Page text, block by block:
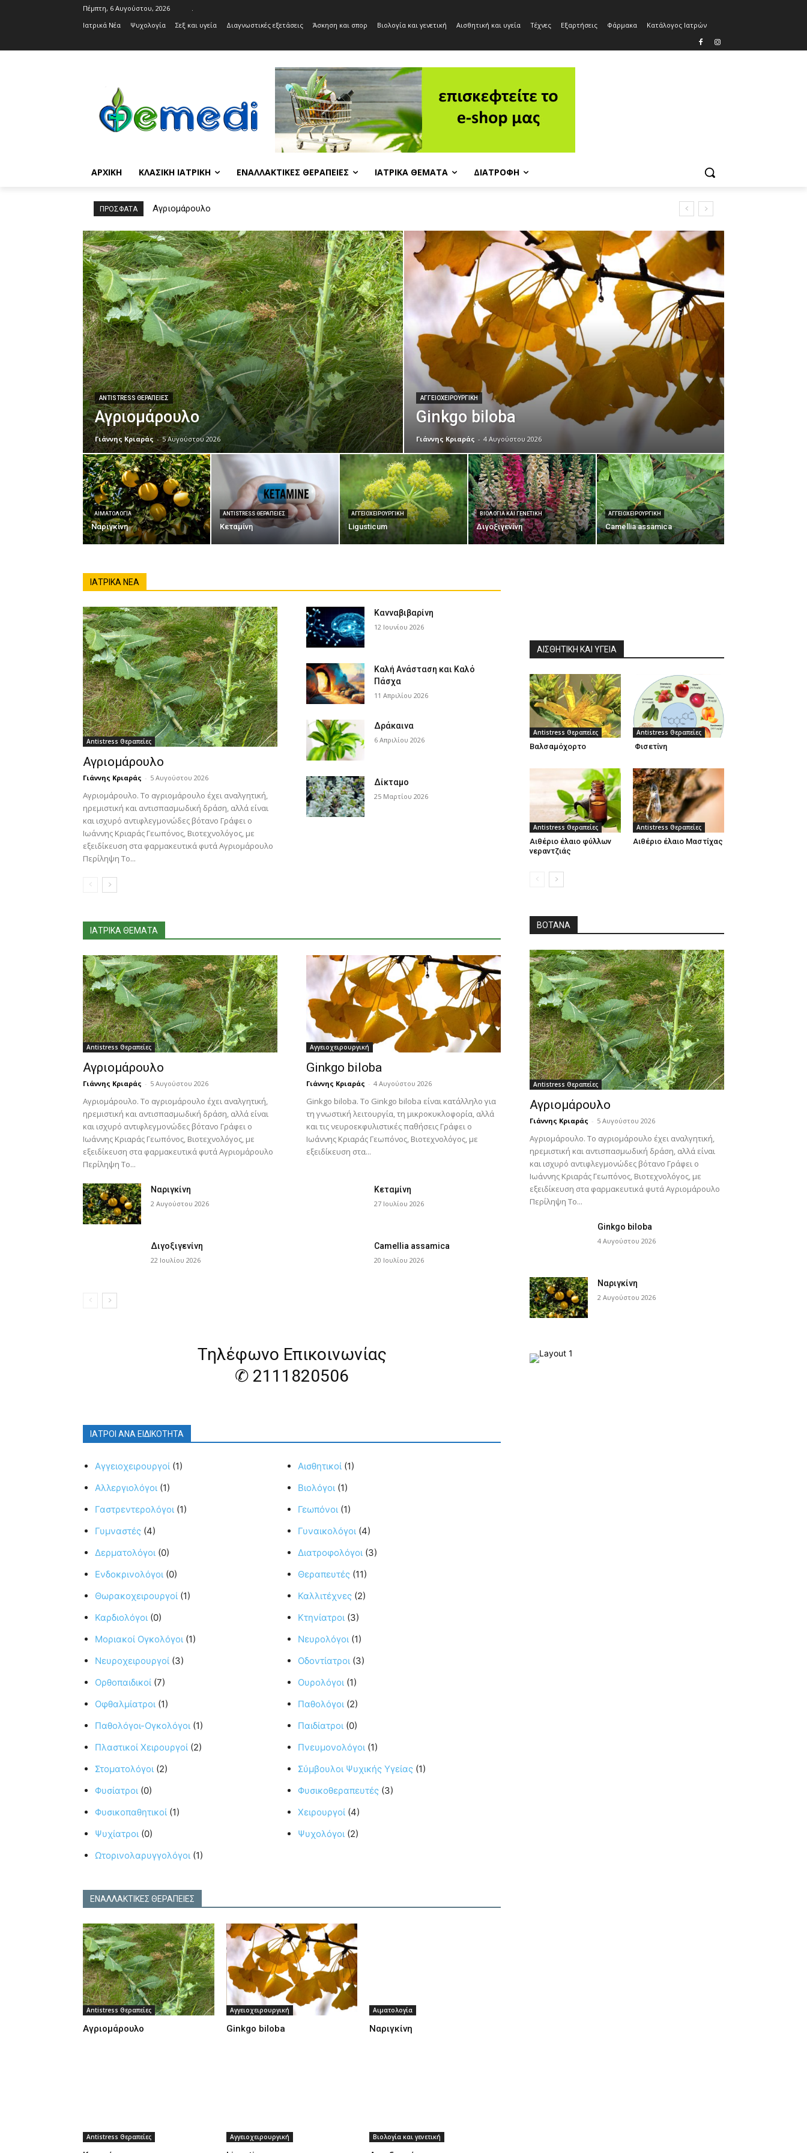
Πέμπτη, 6 Αυγούστου, 2026
.
Ιατρικά Νέα
Ψυχολογία Σεξ και υγεία Διαγνωστικές εξετάσεις Άσκηση και σπορ Βιολογία και γενετική Αισθητική και υγεία Τέχνες Εξαρτήσεις Φάρμακα Κατάλογος Ιατρών
ΑΡΧΙΚΉ ΚΛΑΣΙΚΉ ΙΑΤΡΙΚΉ ΕΝΑΛΛΑΚΤΙΚΈΣ ΘΕΡΑΠΕΊΕΣ ΙΑΤΡΙΚΆ ΘΈΜΑΤΑ ΔΙΑΤΡΟΦΉ
ΠΡΟΣΦΑΤΑ Αγριομάρουλο
ANTISTRESS ΘΕΡΑΠΕΊΕΣ
Αγριομάρουλο
Γιάννης Κριαράς - 5 Αυγούστου 2026
ΑΓΓΕΙΟΧΕΙΡΟΥΡΓΙΚΉ
Ginkgo biloba
Γιάννης Κριαράς - 4 Αυγούστου 2026
ΑΙΜΑΤΟΛΟΓΊΑ
Ναριγκίνη
ANTISTRESS ΘΕΡΑΠΕΊΕΣ
Κεταμίνη
ΑΓΓΕΙΟΧΕΙΡΟΥΡΓΙΚΉ
Ligusticum
ΒΙΟΛΟΓΊΑ ΚΑΙ ΓΕΝΕΤΙΚΉ
Διγοξιγενίνη
ΑΓΓΕΙΟΧΕΙΡΟΥΡΓΙΚΉ
Camellia assamica
ΙΑΤΡΙΚΆ ΝΈΑ
Antistress Θεραπείες
Αγριομάρουλο
Γιάννης Κριαράς - 5 Αυγούστου 2026
Αγριομάρουλο. Το αγριομάρουλο έχει αναλγητική,
ηρεμιστική και αντισπασμωδική δράση, αλλά είναι
και ισχυρό αντιφλεγμονώδες βότανο Γράφει ο
Ιωάννης Κριαράς Γεωπόνος, Βιοτεχνολόγος, με
εξειδίκευση στα φαρμακευτικά φυτά Αγριομάρουλο
Περίληψη Το...
Κανναβιβαρίνη
12 Ιουνίου 2026
Καλή Ανάσταση και Καλό
Πάσχα
11 Απριλίου 2026
Δράκαινα
6 Απριλίου 2026
Δίκταμο
25 Μαρτίου 2026
ΙΑΤΡΙΚΆ ΘΈΜΑΤΑ
Antistress Θεραπείες
Αγριομάρουλο
Γιάννης Κριαράς - 5 Αυγούστου 2026
Αγριομάρουλο. Το αγριομάρουλο έχει αναλγητική,
ηρεμιστική και αντισπασμωδική δράση, αλλά είναι
και ισχυρό αντιφλεγμονώδες βότανο Γράφει ο
Ιωάννης Κριαράς Γεωπόνος, Βιοτεχνολόγος, με
εξειδίκευση στα φαρμακευτικά φυτά Αγριομάρουλο
Περίληψη Το...
Αγγειοχειρουργική
Ginkgo biloba
Γιάννης Κριαράς - 4 Αυγούστου 2026
Ginkgo biloba. Το Ginkgo biloba είναι κατάλληλο για
τη γνωστική λειτουργία, τη μικροκυκλοφορία, αλλά
και τις νευροεκφυλιστικές παθήσεις Γράφει ο
Ιωάννης Κριαράς Γεωπόνος, Βιοτεχνολόγος, με
εξειδίκευση στα...
Ναριγκίνη
2 Αυγούστου 2026
Κεταμίνη
27 Ιουλίου 2026
Διγοξιγενίνη
22 Ιουλίου 2026
Camellia assamica
20 Ιουλίου 2026
Τηλέφωνο Επικοινωνίας
✆ 2111820506
ΙΑΤΡΟΙ ΑΝΑ ΕΙΔΙΚΟΤΗΤΑ
Αγγειοχειρουργοί (1) Αισθητικοί (1)
Αλλεργιολόγοι (1) Βιολόγοι (1)
Γαστρεντερολόγοι (1) Γεωπόνοι (1)
Γυμναστές (4) Γυναικολόγοι (4)
Δερματολόγοι (0) Διατροφολόγοι (3)
Ενδοκρινολόγοι (0) Θεραπευτές (11)
Θωρακοχειρουργοί (1) Καλλιτέχνες (2)
Καρδιολόγοι (0) Κτηνίατροι (3)
Μοριακοί Ογκολόγοι (1) Νευρολόγοι (1)
Νευροχειρουργοί (3) Οδοντίατροι (3)
Ορθοπαιδικοί (7) Ουρολόγοι (1)
Οφθαλμίατροι (1) Παθολόγοι (2)
Παθολόγοι-Ογκολόγοι (1) Παιδίατροι (0)
Πλαστικοί Χειρουργοί (2) Πνευμονολόγοι (1)
Στοματολόγοι (2) Σύμβουλοι Ψυχικής Υγείας (1)
Φυσίατροι (0) Φυσικοθεραπευτές (3)
Φυσικοπαθητικοί (1) Χειρουργοί (4)
Ψυχίατροι (0) Ψυχολόγοι (2)
Ωτορινολαρυγγολόγοι (1)
ΕΝΑΛΛΑΚΤΙΚΕΣ ΘΕΡΑΠΕΙΕΣ
Antistress Θεραπείες
Αγριομάρουλο
Αγγειοχειρουργική
Ginkgo biloba
Αιματολογία
Ναριγκίνη
Antistress Θεραπείες Αγγειοχειρουργική Βιολογία και γενετική
ΑΙΣΘΗΤΙΚΉ ΚΑΙ ΥΓΕΊΑ
Antistress Θεραπείες
Βαλσαμόχορτο
Antistress Θεραπείες
Φισετίνη
Antistress Θεραπείες
Αιθέριο έλαιο φύλλων
νεραντζιάς
Antistress Θεραπείες
Αιθέριο έλαιο Μαστίχας
ΒΌΤΑΝΑ
Antistress Θεραπείες
Αγριομάρουλο
Γιάννης Κριαράς - 5 Αυγούστου 2026
Αγριομάρουλο. Το αγριομάρουλο έχει αναλγητική,
ηρεμιστική και αντισπασμωδική δράση, αλλά είναι
και ισχυρό αντιφλεγμονώδες βότανο Γράφει ο
Ιωάννης Κριαράς Γεωπόνος, Βιοτεχνολόγος, με
εξειδίκευση στα φαρμακευτικά φυτά Αγριομάρουλο
Περίληψη Το...
Ginkgo biloba
4 Αυγούστου 2026
Ναριγκίνη
2 Αυγούστου 2026